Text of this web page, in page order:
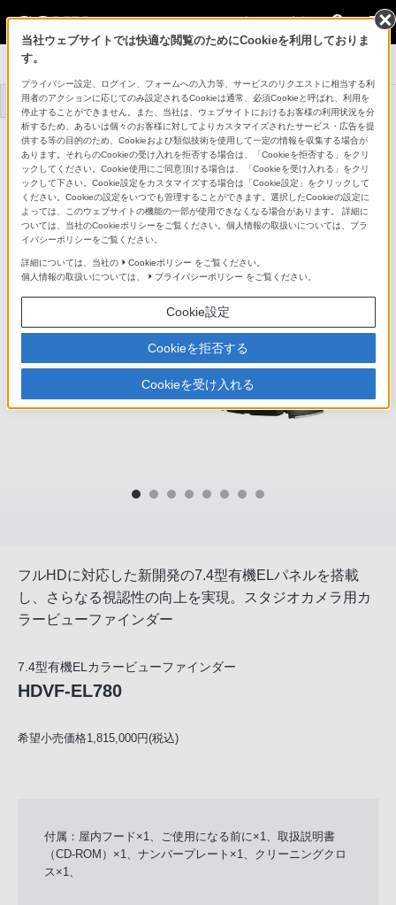
法人のお客様
システムカメラ
トップ 商品一覧 事例一覧
7.4型有機ELカラービューファインダー
HDVF-EL780
詳細メニュー
フルHDに対応した新開発の7.4型有機ELパネルを搭載
し、さらなる視認性の向上を実現。スタジオカメラ用カ
ラービューファインダー
7.4型有機ELカラービューファインダー
HDVF-EL780
希望小売価格1,815,000円(税込)
付属：屋内フード×1、ご使用になる前に×1、取扱説明書
（CD-ROM）×1、ナンバープレート×1、クリーニングクロ
ス×1、
当社ウェブサイトでは快適な閲覧のためにCookieを利用しておりま
す。
プライバシー設定、ログイン、フォームへの入力等、サービスのリクエストに相当する利
用者のアクションに応じてのみ設定されるCookieは通常、必須Cookieと呼ばれ、利用を
停止することができません。また、当社は、ウェブサイトにおけるお客様の利用状況を分
析するため、あるいは個々のお客様に対してよりカスタマイズされたサービス・広告を提
供する等の目的のため、Cookieおよび類似技術を使用して一定の情報を収集する場合が
あります。それらのCookieの受け入れを拒否する場合は、「Cookieを拒否する」をクリ
ックしてください。Cookie使用にご同意頂ける場合は、「Cookieを受け入れる」をクリ
ックして下さい。Cookie設定をカスタマイズする場合は「Cookie設定」をクリックして
ください。Cookieの設定をいつでも管理することができます。選択したCookieの設定に
よっては、このウェブサイトの機能の一部が使用できなくなる場合があります。 詳細に
ついては、当社のCookieポリシーをご覧ください。個人情報の取扱いについては、プラ
イバシーポリシーをご覧ください。
詳細については、当社の Cookieポリシー をご覧ください。
個人情報の取扱いについては、
プライバシーポリシー をご覧ください。
Cookie設定
Cookieを拒否する
Cookieを受け入れる